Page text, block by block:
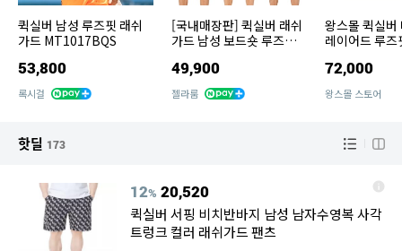
퀵실버 남성 루즈핏 래쉬
가드 MT1017BQS
53,800
록시걸
[국내매장판] 퀵실버 래쉬
가드 남성 보드숏 루즈핏
49,900
젤라룸
왕스몰 퀵실버
레이어드 루즈
72,000
왕스몰 스토어
핫딜 173
12% 20,520
퀵실버 서핑 비치반바지 남성 남자수영복 사각
트렁크 컬러 래쉬가드 팬츠